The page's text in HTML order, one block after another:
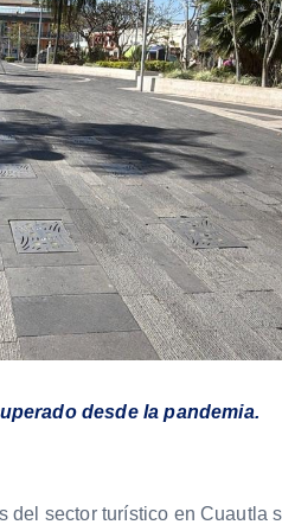
desde la pandemia.
sector turístico en Cuautla